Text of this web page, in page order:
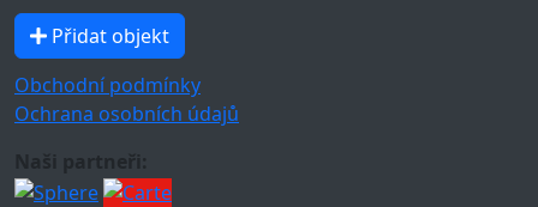
Přidat objekt
Obchodní podmínky
Ochrana osobních údajů
Naši partneři: